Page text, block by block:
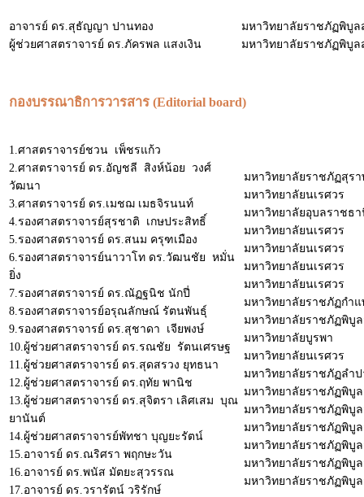
อาจารย์ ดร.สุธัญญา ปานทอง
ผู้ช่วยศาสตราจารย์ ดร.ภัครพล แสงเงิน
มหาวิทยาลัยราชภัฏพิบูล
มหาวิทยาลัยราชภัฏพิบูล
กองบรรณาธิการวารสาร (Editorial board)
1.ศาสตราจารย์ชวน เพ็ชรแก้ว
2.ศาสตราจารย์ ดร.อัญชลี สิงห์น้อย วงศ์
วัฒนา
3.ศาสตราจารย์ ดร.เมชฌ เมธจิรนนท์
4.รองศาสตราจารย์สุรชาติ เกษประสิทธิ์
5.รองศาสตราจารย์ ดร.สนม ครุฑเมือง
6.รองศาสตราจารย์นาวาโท ดร.วัฒนชัย หมั่น
ยิ่ง
7.รองศาสตราจารย์ ดร.ณัฏฐนิช นักปี่
8.รองศาสตราจารย์อรุณลักษณ์ รัตนพันธุ์
9.รองศาสตราจารย์ ดร.สุชาดา เจียพงษ์
10.ผู้ช่วยศาสตราจารย์ ดร.รณชัย รัตนเศรษฐ
11.ผู้ช่วยศาสตราจารย์ ดร.สุดสรวง ยุทธนา
12.ผู้ช่วยศาสตราจารย์ ดร.ฤทัย พานิช
13.ผู้ช่วยศาสตราจารย์ ดร.สุจิตรา เลิศเสม บุณ
ยานันต์
14.ผู้ช่วยศาสตราจารย์พัทชา บุญยะรัตน์
15.อาจารย์ ดร.ณริศรา พฤกษะวัน
16.อาจารย์ ดร.พนัส มัตยะสุวรรณ
17.อาจารย์ ดร.วรารัตน์ วริรักษ์
มหาวิทยาลัยราชภัฏสุร
มหาวิทยาลัยนเรศวร
มหาวิทยาลัยอุบลราชธ
มหาวิทยาลัยนเรศวร
มหาวิทยาลัยนเรศวร
มหาวิทยาลัยนเรศวร
มหาวิทยาลัยนเรศวร
มหาวิทยาลัยราชภัฏกำแ
มหาวิทยาลัยราชภัฏพิบู
มหาวิทยาลัยบูรพา
มหาวิทยาลัยนเรศวร
มหาวิทยาลัยราชภัฏลำป
มหาวิทยาลัยราชภัฏพิบู
มหาวิทยาลัยราชภัฏพิบู
มหาวิทยาลัยราชภัฏพิบู
มหาวิทยาลัยราชภัฏพิบู
มหาวิทยาลัยราชภัฏพิบู
มหาวิทยาลัยราชภัฏพิบู